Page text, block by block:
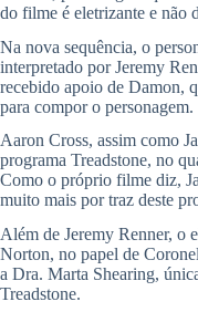
do filme é eletrizante e não
Na nova sequência, o
interpretado por Jeremy
recebido apoio de Damon,
para compor o personagem.
Aaron Cross, assim como
programa Treadstone, no
Como o próprio filme diz,
muito mais por traz deste
Além de Jeremy Renner, o
Norton, no papel de
a Dra. Marta Shearing,
Treadstone.